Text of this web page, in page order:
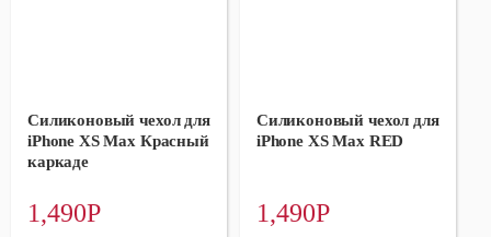
Силиконовый чехол для
iPhone XS Max Красный
каркаде
1,490Р
Силиконовый чехол для
iPhone XS Max RED
1,490Р